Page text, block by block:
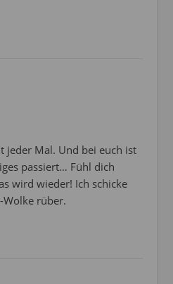
jeder Mal. Und bei euch ist
passiert… Fühl dich
wird wieder! Ich schicke
Wolke rüber.